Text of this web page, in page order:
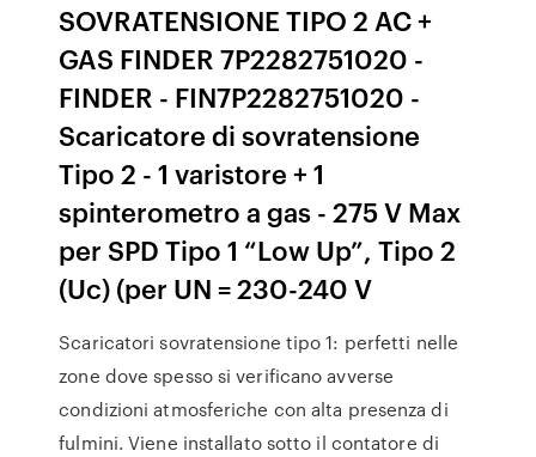
SOVRATENSIONE TIPO 2 AC +
GAS FINDER 7P2282751020 -
FINDER - FIN7P2282751020 -
Scaricatore di sovratensione
Tipo 2 - 1 varistore + 1
spinterometro a gas - 275 V Max
per SPD Tipo 1 “Low Up”, Tipo 2
(Uc) (per UN = 230-240 V
Scaricatori sovratensione tipo 1: perfetti nelle
zone dove spesso si verificano avverse
condizioni atmosferiche con alta presenza di
fulmini. Viene installato sotto il contatore di